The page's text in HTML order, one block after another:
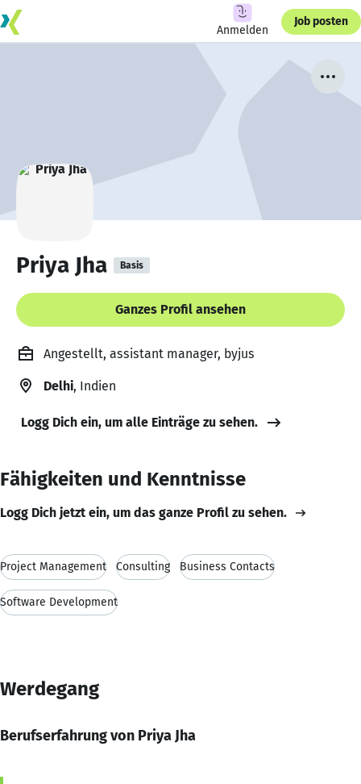
Anmelden
Job posten
Priya Jha Basis
Ganzes Profil ansehen
Angestellt, assistant manager, byjus
Delhi, Indien
Logg Dich ein, um alle Einträge zu sehen.
Fähigkeiten und Kenntnisse
Logg Dich jetzt ein, um das ganze Profil zu sehen.
Project Management Consulting Business Contacts
Software Development
Werdegang
Berufserfahrung von Priya Jha